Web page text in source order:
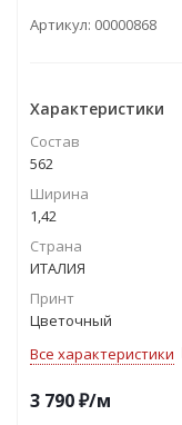
Артикул: 00000868
Характеристики
Состав
562
Ширина
1,42
Страна
ИТАЛИЯ
Принт
Цветочный
Все характеристики
3 790₽/м